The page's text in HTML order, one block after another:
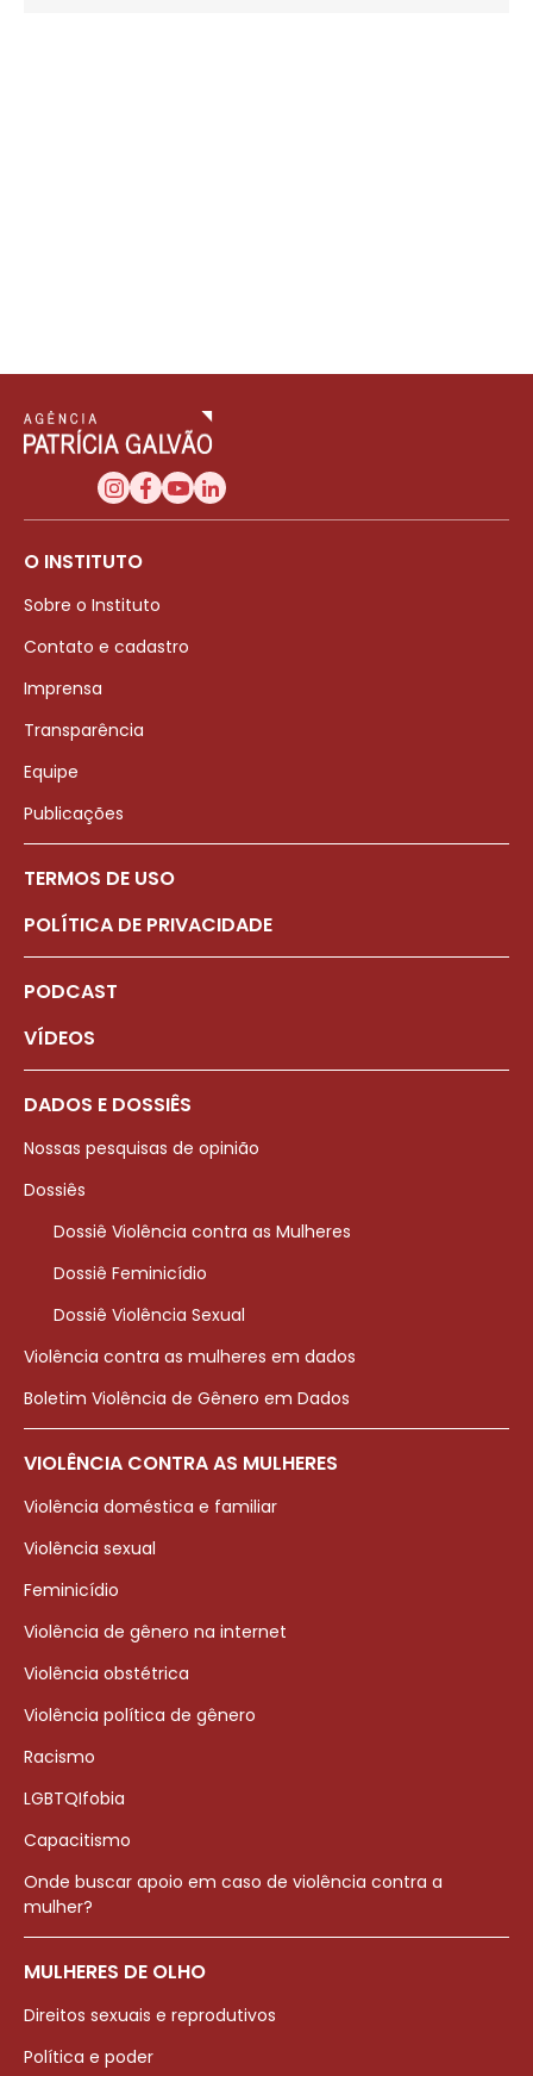
O INSTITUTO
Sobre o Instituto
Contato e cadastro
Imprensa
Transparência
Equipe
Publicações
TERMOS DE USO
POLÍTICA DE PRIVACIDADE
PODCAST
VÍDEOS
DADOS E DOSSIÊS
Nossas pesquisas de opinião
Dossiês
Dossiê Violência contra as Mulheres
Dossiê Feminicídio
Dossiê Violência Sexual
Violência contra as mulheres em dados
Boletim Violência de Gênero em Dados
VIOLÊNCIA CONTRA AS MULHERES
Violência doméstica e familiar
Violência sexual
Feminicídio
Violência de gênero na internet
Violência obstétrica
Violência política de gênero
Racismo
LGBTQIfobia
Capacitismo
Onde buscar apoio em caso de violência contra a
mulher?
MULHERES DE OLHO
Direitos sexuais e reprodutivos
Política e poder